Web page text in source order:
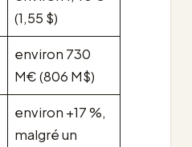
(1,55 $)
environ 730
M€ (806 M$)
environ +17 %,
malgré un